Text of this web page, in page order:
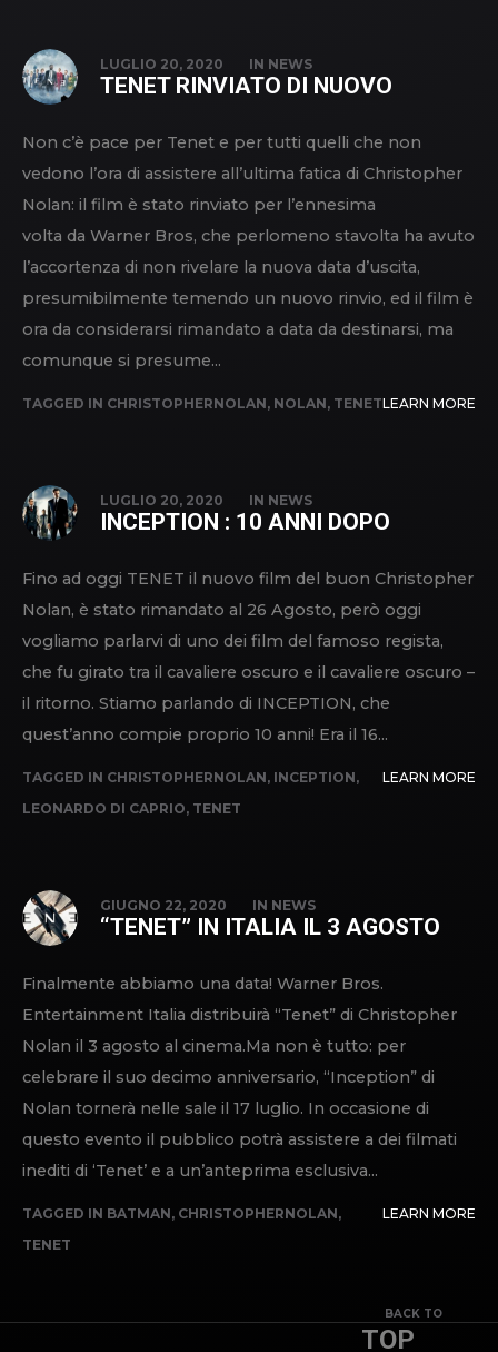
LUGLIO 20, 2020 IN NEWS
TENET RINVIATO DI NUOVO
Non c’è pace per Tenet e per tutti quelli che non
vedono l’ora di assistere all’ultima fatica di Christopher
Nolan: il film è stato rinviato per l’ennesima
volta da Warner Bros, che perlomeno stavolta ha avuto
l’accortenza di non rivelare la nuova data d’uscita,
presumibilmente temendo un nuovo rinvio, ed il film è
ora da considerarsi rimandato a data da destinarsi, ma
comunque si presume...
TAGGED IN CHRISTOPHERNOLAN, NOLAN, TENETLEARN MORE
LUGLIO 20, 2020 IN NEWS
INCEPTION : 10 ANNI DOPO
Fino ad oggi TENET il nuovo film del buon Christopher
Nolan, è stato rimandato al 26 Agosto, però oggi
vogliamo parlarvi di uno dei film del famoso regista,
che fu girato tra il cavaliere oscuro e il cavaliere oscuro –
il ritorno. Stiamo parlando di INCEPTION, che
quest’anno compie proprio 10 anni! Era il 16...
TAGGED IN CHRISTOPHERNOLAN, INCEPTION,
LEONARDO DI CAPRIO, TENET
LEARN MORE
GIUGNO 22, 2020 IN NEWS
“TENET” IN ITALIA IL 3 AGOSTO
Finalmente abbiamo una data! Warner Bros.
Entertainment Italia distribuirà “Tenet” di Christopher
Nolan il 3 agosto al cinema.Ma non è tutto: per
celebrare il suo decimo anniversario, “Inception” di
Nolan tornerà nelle sale il 17 luglio. In occasione di
questo evento il pubblico potrà assistere a dei filmati
inediti di ‘Tenet’ e a un’anteprima esclusiva...
TAGGED IN BATMAN, CHRISTOPHERNOLAN,
TENET
LEARN MORE
BACK TO
TOP